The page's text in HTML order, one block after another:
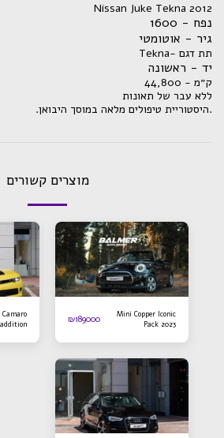
Nissan Juke Tekna 2012
נפח - 1600
גיר - אוטומטי
תת דגם -Tekna
יד - ראשונה
ק״מ - 44,800
ללא עבר של תאונות
.היסטוריית טיפולים מלאה במוסך היבואן.
מוצרים קשורים
Mini Copper Iconic
Pack 2023
₪189000
Camaro
addition